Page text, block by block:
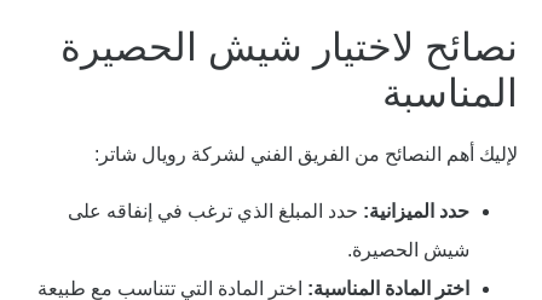
نصائح لاختيار شيش الحصيرة
المناسبة
لإليك أهم النصائح من الفريق الفني لشركة رويال شاتر:
حدد الميزانية: حدد المبلغ الذي ترغب في إنفاقه على
شيش الحصيرة.
اختر المادة المناسبة: اختر المادة التي تتناسب مع طبيعة